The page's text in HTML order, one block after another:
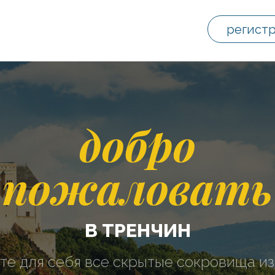
регистр
добро
пожаловать
В ТРЕНЧИН
для себя все скрытые сокровища